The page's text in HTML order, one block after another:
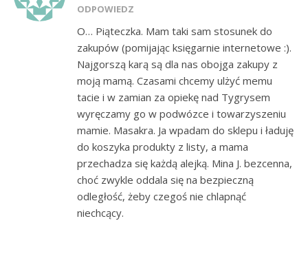
ODPOWIEDZ
O… Piąteczka. Mam taki sam stosunek do
zakupów (pomijając księgarnie internetowe :).
Najgorszą karą są dla nas obojga zakupy z
moją mamą. Czasami chcemy ulżyć memu
tacie i w zamian za opiekę nad Tygrysem
wyręczamy go w podwózce i towarzyszeniu
mamie. Masakra. Ja wpadam do sklepu i ładuję
do koszyka produkty z listy, a mama
przechadza się każdą alejką. Mina J. bezcenna,
choć zwykle oddala się na bezpieczną
odległość, żeby czegoś nie chlapnąć
niechcący.